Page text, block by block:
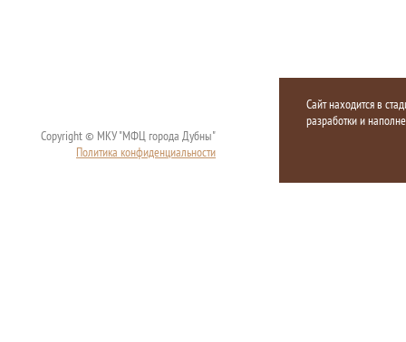
Copyright © МКУ "МФЦ города Дубны"
Политика конфиденциальности
Сайт находится в
разработки и